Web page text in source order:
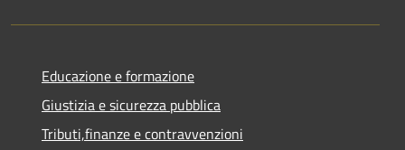
Educazione e formazione
Giustizia e sicurezza pubblica
Tributi,finanze e contravvenzioni